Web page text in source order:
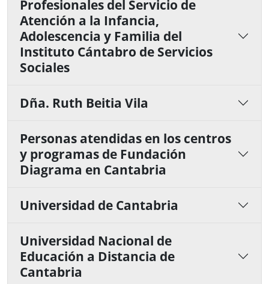
Profesionales del Servicio de
Atención a la Infancia,
Adolescencia y Familia del
Instituto Cántabro de Servicios
Sociales
Dña. Ruth Beitia Vila
Personas atendidas en los centros
y programas de Fundación
Diagrama en Cantabria
Universidad de Cantabria
Universidad Nacional de
Educación a Distancia de
Cantabria